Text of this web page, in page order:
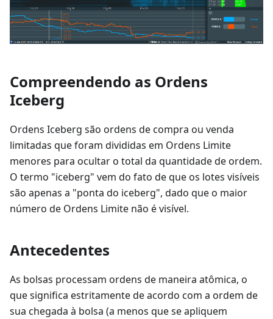
Compreendendo as Ordens
Iceberg
Ordens Iceberg são ordens de compra ou venda
limitadas que foram divididas em Ordens Limite
menores para ocultar o total da quantidade de ordem.
O termo "iceberg" vem do fato de que os lotes visíveis
são apenas a "ponta do iceberg", dado que o maior
número de Ordens Limite não é visível.
Antecedentes
As bolsas processam ordens de maneira atômica, o
que significa estritamente de acordo com a ordem de
sua chegada à bolsa (a menos que se apliquem